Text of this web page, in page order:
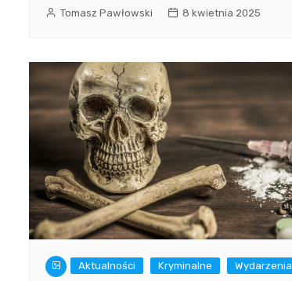
Tomasz Pawłowski 8 kwietnia 2025
Aktualności Kryminalne Wydarzenia